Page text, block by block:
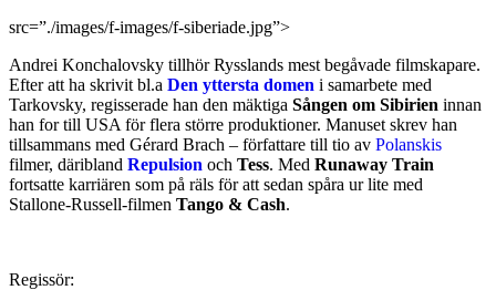
src=”./images/f-images/f-siberiade.jpg”>
Andrei Konchalovsky tillhör Rysslands mest begåvade filmskapare.
Efter att ha skrivit bl.a Den yttersta domen i samarbete med
Tarkovsky, regisserade han den mäktiga Sången om Sibirien innan
han for till USA för flera större produktioner. Manuset skrev han
tillsammans med Gérard Brach – författare till tio av Polanskis
filmer, däribland Repulsion och Tess. Med Runaway Train
fortsatte karriären som på räls för att sedan spåra ur lite med
Stallone-Russell-filmen Tango & Cash.
Regissör: